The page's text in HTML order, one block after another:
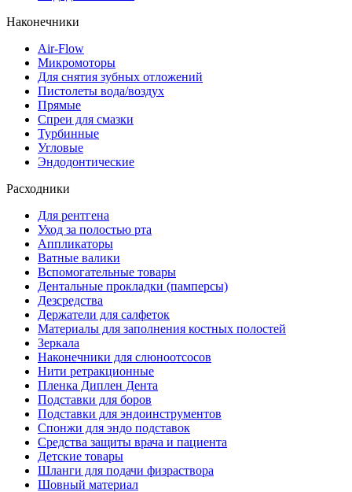
Наконечники
Air-Flow
Микромоторы
Для снятия зубных отложений
Пистолеты вода/воздух
Прямые
Спреи для смазки
Турбинные
Угловые
Эндодонтические
Расходники
Для рентгена
Уход за полостью рта
Аппликаторы
Ватные валики
Вспомогательные товары
Дентальные прокладки (памперсы)
Дезсредства
Держатели для салфеток
Материалы для заполнения костных полостей
Зеркала
Наконечники для слюноотсосов
Нити ретракционные
Пленка Диплен Дента
Подставки для боров
Подставки для эндоинструментов
Спонжи для эндо подставок
Средства защиты врача и пациента
Детские товары
Шланги для подачи физраствора
Шовный материал